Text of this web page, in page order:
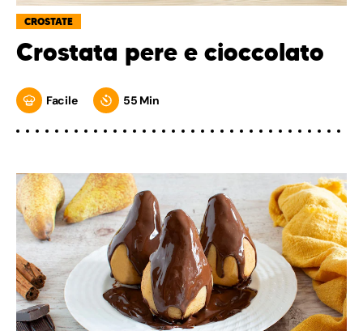
CROSTATE
Crostata pere e cioccolato
Facile 55 Min